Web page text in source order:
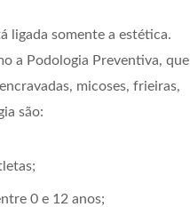
ligada somente a estética.
a Podologia Preventiva, que
micoses, frieiras,
são:
0 e 12 anos;